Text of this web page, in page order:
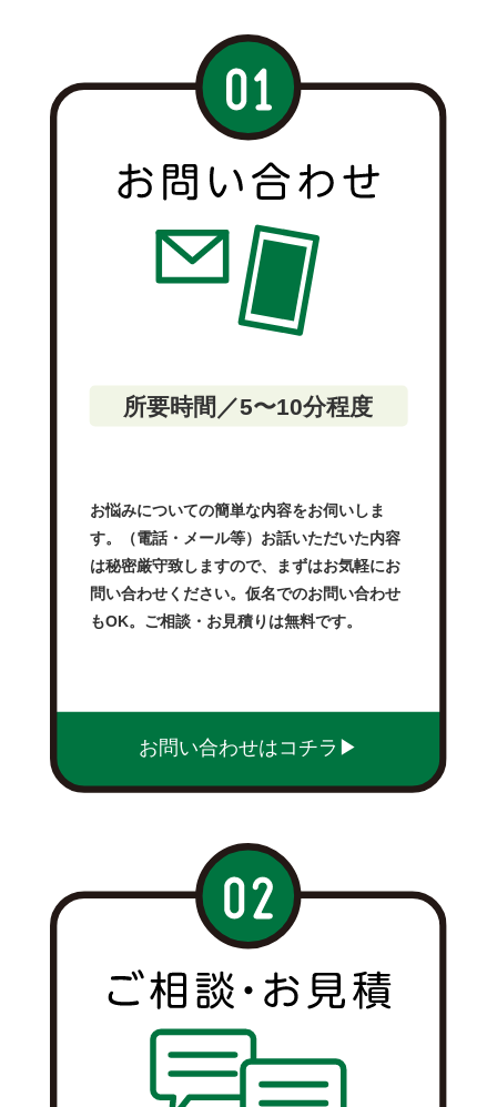
所要時間／5〜10分程度
お悩みについての簡単な内容をお伺いしま
す。（電話・メール等）お話いただいた内容
は秘密厳守致しますので、まずはお気軽にお
問い合わせください。仮名でのお問い合わせ
もOK。ご相談・お見積りは無料です。
お問い合わせはコチラ▶︎